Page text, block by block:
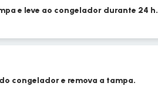
e leve ao congelador durante 24 h.
congelador e remova a tampa.